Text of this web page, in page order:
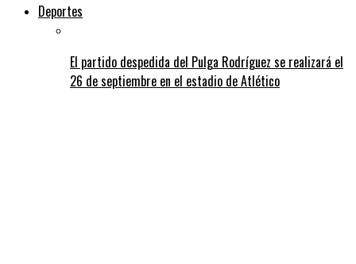
Deportes
El partido despedida del Pulga Rodríguez se realizará el
26 de septiembre en el estadio de Atlético